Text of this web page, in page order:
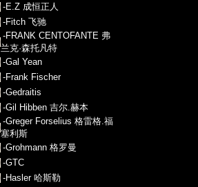
-E.Z 成恒正人
-Fitch 飞驰
-FRANK CENTOFANTE 弗
兰克·森托凡特
-Gal Yean
-Frank Fischer
-Gedraitis
-Gil Hibben 吉尔.赫本
-Greger Forselius 格雷格.福
塞利斯
-Grohmann 格罗曼
-GTC
-Hasler 哈斯勒